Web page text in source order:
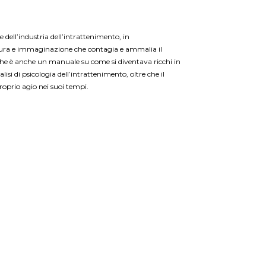
dell’industria dell’intrattenimento, in
e immaginazione che contagia e ammalia il
è anche un manuale su come si diventava ricchi in
di psicologia dell’intrattenimento, oltre che il
agio nei suoi tempi.